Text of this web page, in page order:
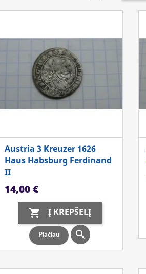
Austria 3 Kreuzer 1626
Haus Habsburg Ferdinand
II
Kaina
14,00 €
 Į KREPŠELĮ
Plačiau 